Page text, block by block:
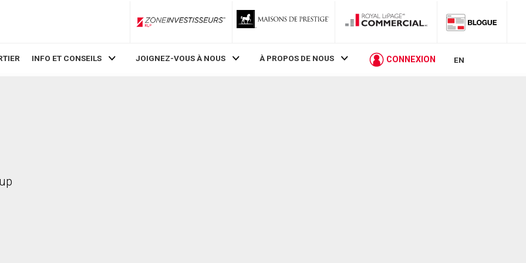
ZoneInvestisseurs RLP
INFO ET CONSEILS JOIGNEZ-VOUS À NOUS À PROPOS DE NOUS CONNEXION EN